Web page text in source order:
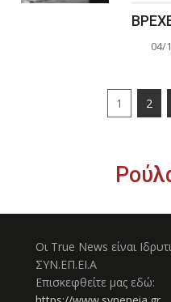
04/
1 2
Οι True News είναι
ΣΥΝ.ΕΠ.ΕΙ.Α
Επισκεφθείτε μας εδώ: